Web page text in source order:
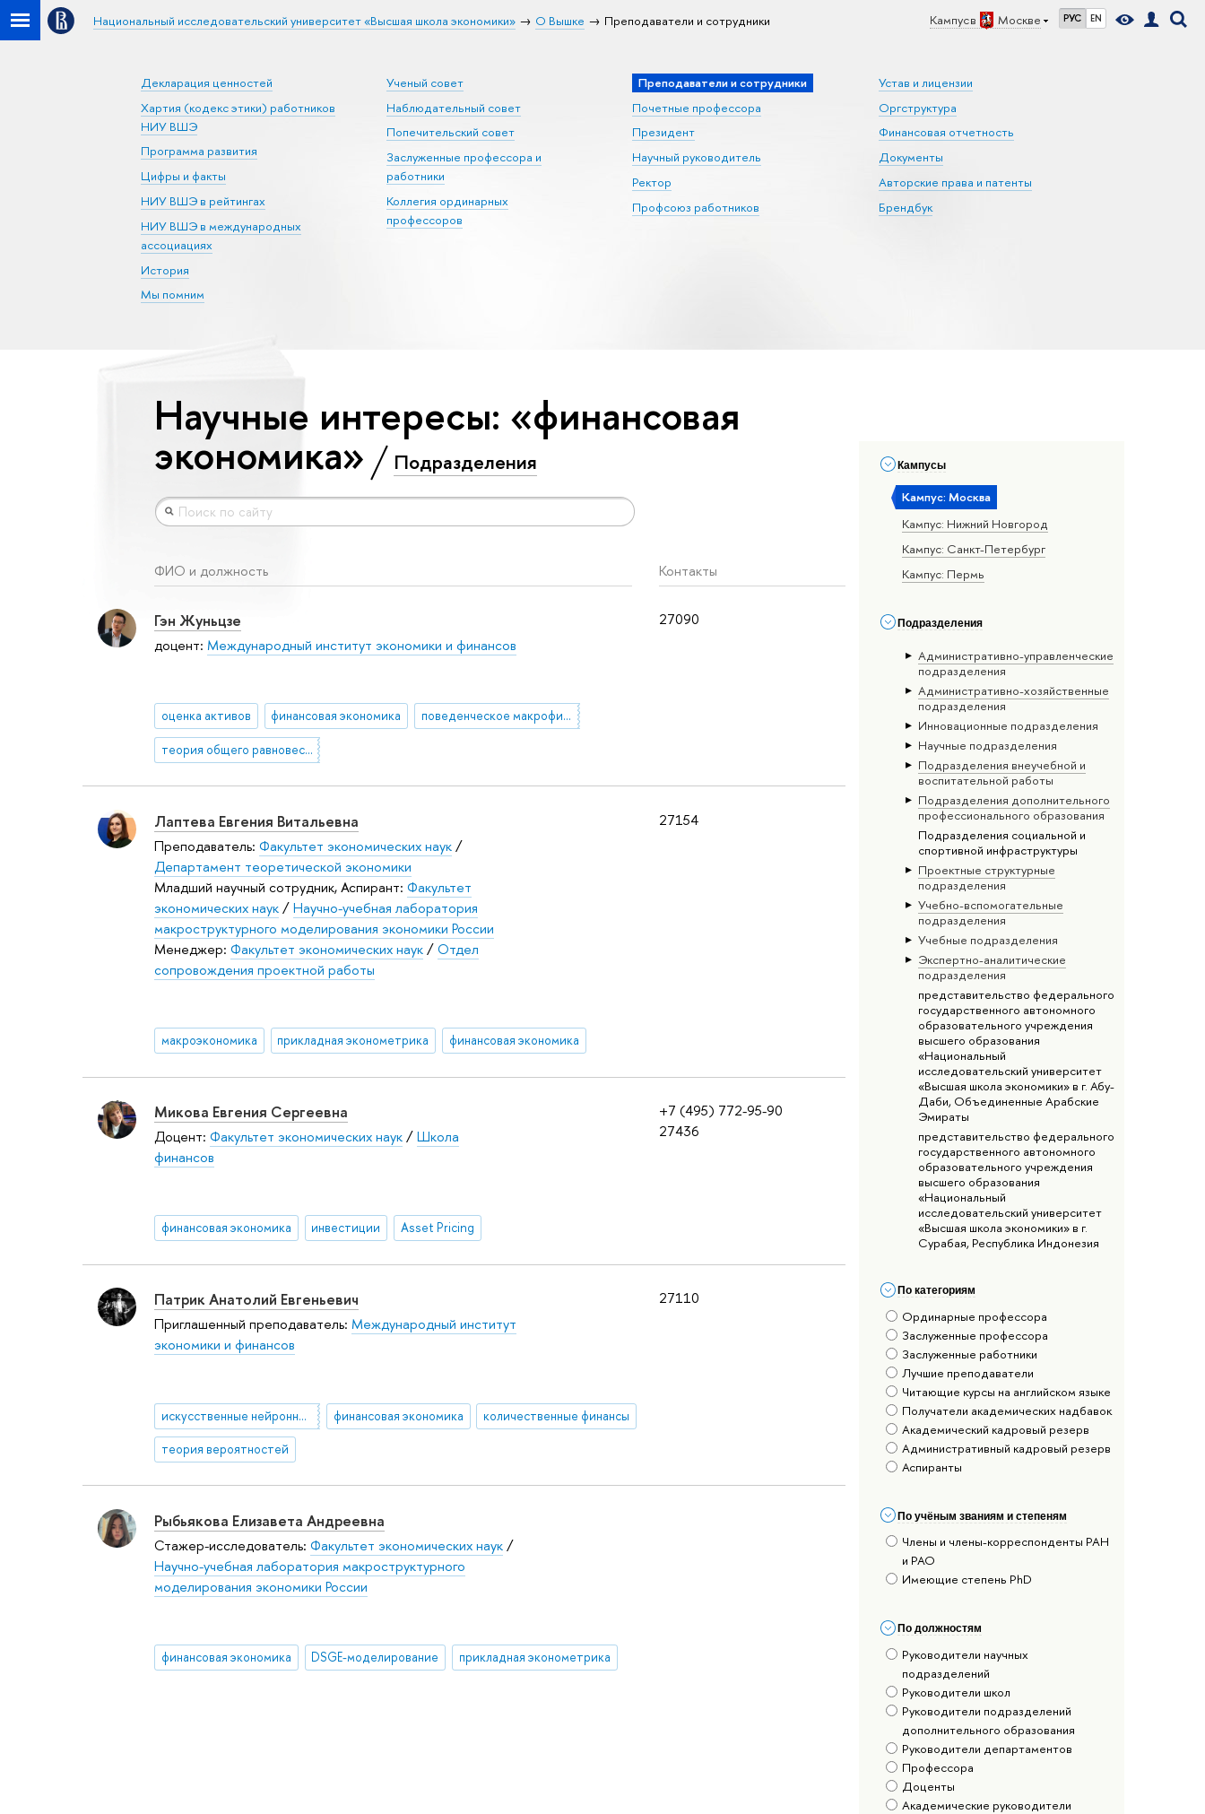
Кампус в Москве РУС EN
Национальный исследовательский университет «Высшая школа экономики» О Вышке Преподаватели и сотрудники
Декларация ценностей
Хартия (кодекс этики) работников
НИУ ВШЭ
Программа развития
Цифры и факты
НИУ ВШЭ в рейтингах
НИУ ВШЭ в международных
ассоциациях
История
Мы помним
Ученый совет
Наблюдательный совет
Попечительский совет
Заслуженные профессора и
работники
Коллегия ординарных
профессоров
Преподаватели и сотрудники
Почетные профессора
Президент
Научный руководитель
Ректор
Профсоюз работников
Устав и лицензии
Оргструктура
Финансовая отчетность
Документы
Авторские права и патенты
Брендбук
Кампусы
Кампус: Москва
Кампус: Нижний Новгород
Кампус: Санкт-Петербург
Кампус: Пермь
Подразделения
Административно-управленческие
подразделения
Административно-хозяйственные
подразделения
Инновационные подразделения
Научные подразделения
Подразделения внеучебной и
воспитательной работы
Подразделения дополнительного
профессионального образования
Подразделения социальной и
спортивной инфраструктуры
Проектные структурные
подразделения
Учебно-вспомогательные
подразделения
Учебные подразделения
Экспертно-аналитические
подразделения
представительство федерального
государственного автономного
образовательного учреждения
высшего образования
«Национальный
исследовательский университет
«Высшая школа экономики» в г. Абу-
Даби, Объединенные Арабские
Эмираты
представительство федерального
государственного автономного
образовательного учреждения
высшего образования
«Национальный
исследовательский университет
«Высшая школа экономики» в г.
Сурабая, Республика Индонезия
По категориям
Ординарные профессора
Заслуженные профессора
Заслуженные работники
Лучшие преподаватели
Читающие курсы на английском языке
Получатели академических надбавок
Академический кадровый резерв
Административный кадровый резерв
Аспиранты
По учёным званиям и степеням
Члены и члены-корреспонденты РАН
и РАО
Имеющие степень PhD
По должностям
Руководители научных
подразделений
Руководители школ
Руководители подразделений
дополнительного образования
Руководители департаментов
Профессора
Доценты
Академические руководители
Научные интересы: «финансовая
экономика» Подразделения
ФИО и должность Контакты
27090
Гэн Жуньцзе
доцент: Международный институт экономики и финансов
оценка активов финансовая экономика поведенческое макрофинансирование
теория общего равновесия
27154
Лаптева Евгения Витальевна
Преподаватель: Факультет экономических наук/
Департамент теоретической экономики
Младший научный сотрудник, Аспирант: Факультет
экономических наук/Научно-учебная лаборатория
макроструктурного моделирования экономики России
Менеджер: Факультет экономических наук/Отдел
сопровождения проектной работы
макроэкономика прикладная эконометрика финансовая экономика
+7 (495) 772-95-90
27436
Микова Евгения Сергеевна
Доцент: Факультет экономических наук/Школа
финансов
финансовая экономика инвестиции Asset Pricing
27110
Патрик Анатолий Евгеньевич
Приглашенный преподаватель: Международный институт
экономики и финансов
искусственные нейронные сети финансовая экономика количественные финансы
теория вероятностей
Рыбьякова Елизавета Андреевна
Стажер-исследователь: Факультет экономических наук/
Научно-учебная лаборатория макроструктурного
моделирования экономики России
финансовая экономика DSGE-моделирование прикладная эконометрика